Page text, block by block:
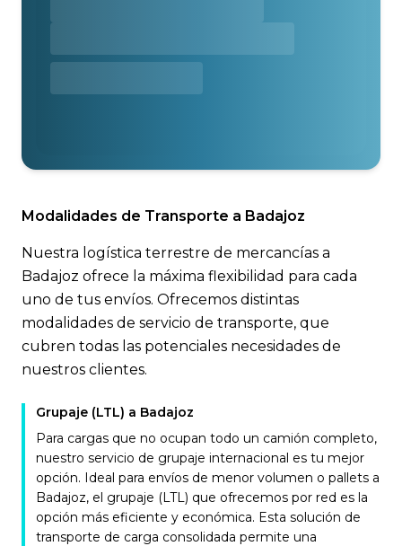
Modalidades de Transporte a Badajoz
Nuestra logística terrestre de mercancías a
Badajoz ofrece la máxima flexibilidad para cada
uno de tus envíos. Ofrecemos distintas
modalidades de servicio de transporte, que
cubren todas las potenciales necesidades de
nuestros clientes.
Grupaje (LTL) a Badajoz
Para cargas que no ocupan todo un camión completo,
nuestro servicio de grupaje internacional es tu mejor
opción. Ideal para envíos de menor volumen o pallets a
Badajoz, el grupaje (LTL) que ofrecemos por red es la
opción más eficiente y económica. Esta solución de
transporte de carga consolidada permite una